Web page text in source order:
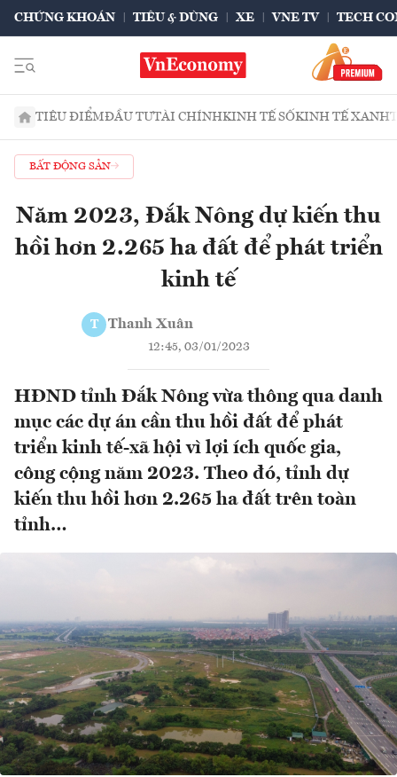
CHỨNG KHOÁN TIÊU & DÙNG XE VNE TV TECH
TIÊU ĐIỂMĐẦU TƯTÀI CHÍNHKINH TẾ SỐKINH TẾ XANH
BẤT ĐỘNG SẢN
Năm 2023, Đắk Nông dự kiến thu
hồi hơn 2.265 ha đất để phát triển
kinh tế
T Thanh Xuân
12:45, 03/01/2023
HĐND tỉnh Đắk Nông vừa thông qua danh
mục các dự án cần thu hồi đất để phát
triển kinh tế-xã hội vì lợi ích quốc gia,
công cộng năm 2023. Theo đó, tỉnh dự
kiến thu hồi hơn 2.265 ha đất trên toàn
tỉnh…